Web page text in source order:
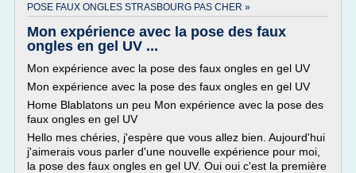
POSE FAUX ONGLES STRASBOURG PAS CHER »
Mon expérience avec la pose des faux
ongles en gel UV ...
Mon expérience avec la pose des faux ongles en gel UV
Mon expérience avec la pose des faux ongles en gel UV
Home Blablatons un peu Mon expérience avec la pose des
faux ongles en gel UV
Hello mes chéries, j'espère que vous allez bien. Aujourd'hui
j'aimerais vous parler d'une nouvelle expérience pour moi,
la pose des faux ongles en gel UV. Oui oui c'est la première